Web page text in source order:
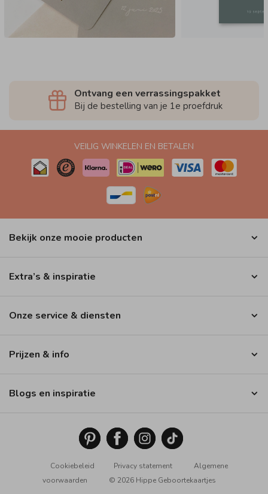
Ontvang een verrassingspakket
Bij de bestelling van je 1e proefdruk
VEILIG WINKELEN EN BETALEN
Bekijk onze mooie producten
Extra’s & inspiratie
Onze service & diensten
Prijzen & info
Blogs en inspiratie
Cookiebeleid Privacy statement
Algemene
voorwaarden
© 2026 Hippe Geboortekaartjes